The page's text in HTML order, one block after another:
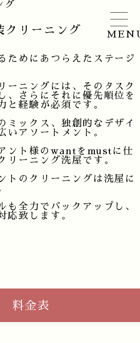
クリーニング
ためにあつらえたステージ
ーニングには、そのタスク
、さらにそれに優先順位を
と経験が必須です。
ミックス、独創的なデザイ
いアソートメント。
ント様のwantをmustに仕
リーニング洗屋です。
トのクリーニングは洗屋に
も全力でバックアップし、
応致します。
料金表